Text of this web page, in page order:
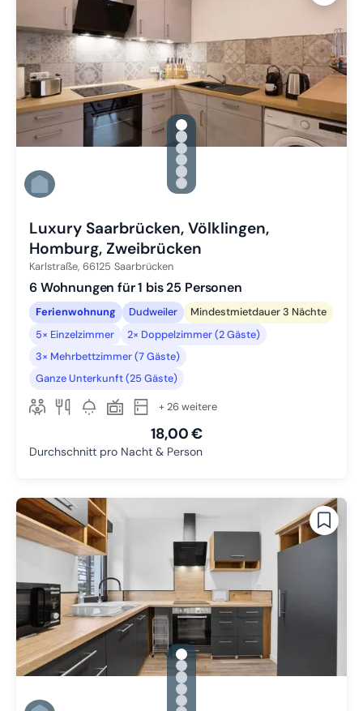
gallery.slide_selector
Zu Slide 1 wechseln
Zu Slide 2 wechseln
Zu Slide 3 wechseln
Zu Slide 4 wechseln
Zu Slide 5 wechseln
Zu Slide 6 wechseln
Luxury Saarbrücken, Völklingen,
Homburg, Zweibrücken
Karlstraße, 66125 Saarbrücken
6 Wohnungen für 1 bis 25 Personen
Ferienwohnung Dudweiler
Mindestmietdauer 3 Nächte
5× Einzelzimmer
2× Doppelzimmer (2 Gäste)
3× Mehrbettzimmer (7 Gäste)
Ganze Unterkunft (25 Gäste)
+ 26 weitere
18,00 €
Durchschnitt pro Nacht & Person
gallery.slide_selector
Zu Slide 1 wechseln
Zu Slide 2 wechseln
Zu Slide 3 wechseln
Zu Slide 4 wechseln